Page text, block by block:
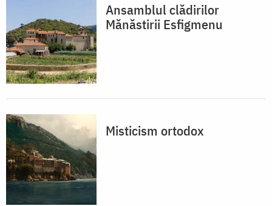
Ansamblul clădirilor
Mănăstirii Esfigmenu
Misticism ortodox